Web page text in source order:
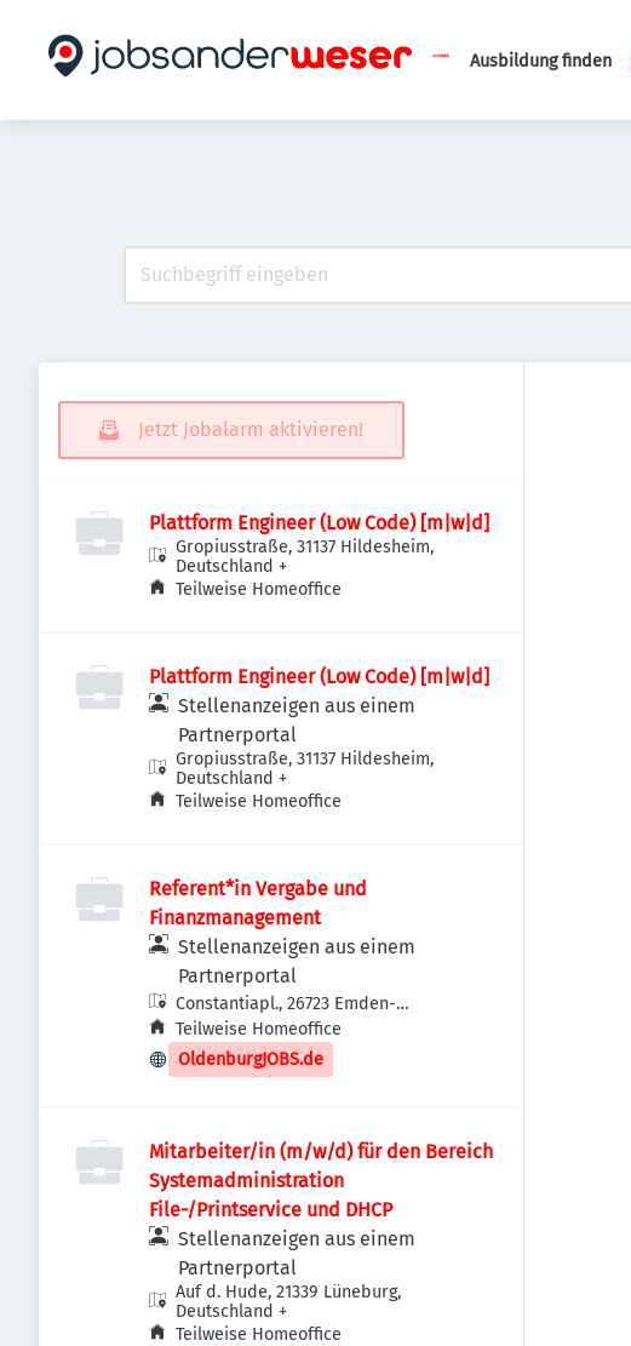
Ausbildung finden
Jetzt Jobalarm aktivieren!
Plattform Engineer (Low Code) [m|w|d]
Gropiusstraße, 31137 Hildesheim,
Deutschland +
Teilweise Homeoffice
Plattform Engineer (Low Code) [m|w|d]
Stellenanzeigen aus einem
Partnerportal
Gropiusstraße, 31137 Hildesheim,
Deutschland +
Teilweise Homeoffice
Referent*in Vergabe und
Finanzmanagement
Stellenanzeigen aus einem
Partnerportal
Constantiapl., 26723 Emden-
Constantia, Deutschland
Teilweise Homeoffice
OldenburgJOBS.de
Mitarbeiter/in (m/w/d) für den Bereich
Systemadministration
File-/Printservice und DHCP
Stellenanzeigen aus einem
Partnerportal
Auf d. Hude, 21339 Lüneburg,
Deutschland +
Teilweise Homeoffice